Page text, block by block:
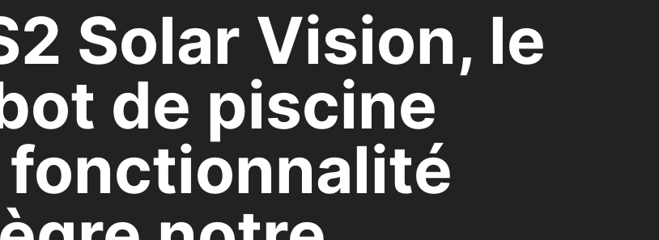
Solar Vision, le
de piscine
fonctionnalité